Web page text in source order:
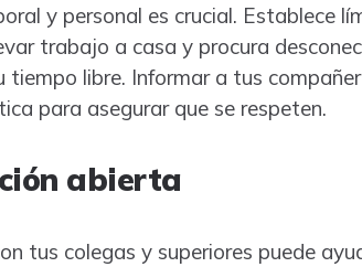
y personal es crucial. Establece
trabajo a casa y procura
libre. Informar a tus
para asegurar que se respeten.
abierta
tus colegas y superiores puede